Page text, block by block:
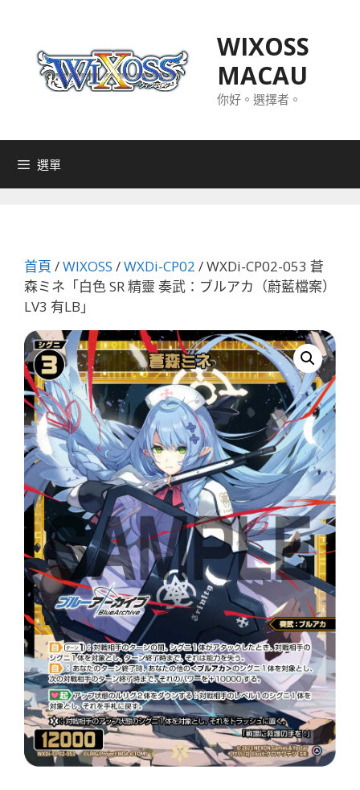
WIXOSS
MACAU
你好。選擇者。
選單
首頁 /WIXOSS /WXDi-CP02 / WXDi-CP02-053 蒼
森ミネ「白色 SR 精靈 奏武：ブルアカ（蔚藍檔案）
LV3 有LB」